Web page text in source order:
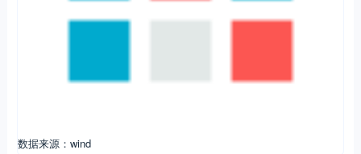
营范围，允许不同金融业态在业务可以交叉，给了资管行业一系列的政